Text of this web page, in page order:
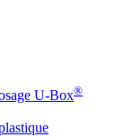
U-Box®